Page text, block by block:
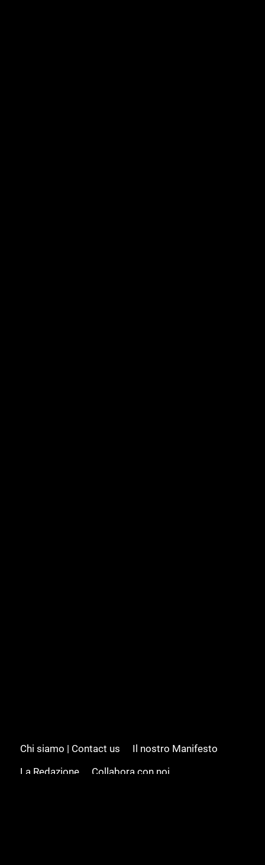
Chi siamo | Contact us
Il nostro Manifesto
La Redazione
Collabora con noi